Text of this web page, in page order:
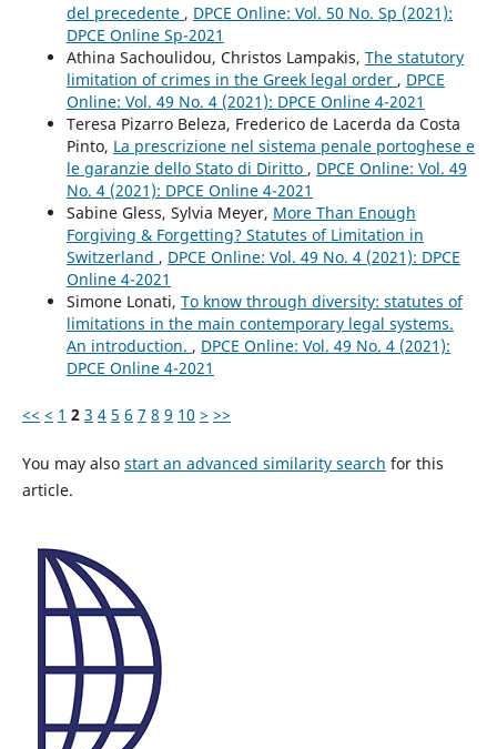
del precedente , DPCE Online: Vol. 50 No. Sp (2021):
DPCE Online Sp-2021
Athina Sachoulidou, Christos Lampakis, The statutory
limitation of crimes in the Greek legal order , DPCE
Online: Vol. 49 No. 4 (2021): DPCE Online 4-2021
Teresa Pizarro Beleza, Frederico de Lacerda da Costa
Pinto, La prescrizione nel sistema penale portoghese e
le garanzie dello Stato di Diritto , DPCE Online: Vol. 49
No. 4 (2021): DPCE Online 4-2021
Sabine Gless, Sylvia Meyer, More Than Enough
Forgiving & Forgetting? Statutes of Limitation in
Switzerland , DPCE Online: Vol. 49 No. 4 (2021): DPCE
Online 4-2021
Simone Lonati, To know through diversity: statutes of
limitations in the main contemporary legal systems.
An introduction. , DPCE Online: Vol. 49 No. 4 (2021):
DPCE Online 4-2021
<< < 1 2 3 4 5 6 7 8 9 10 > >>
You may also start an advanced similarity search for this
article.